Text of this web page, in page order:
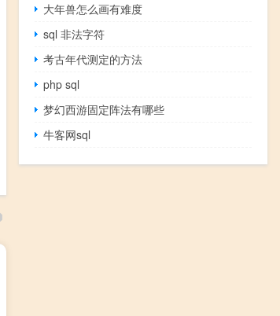
大年兽怎么画有难度
sql 非法字符
考古年代测定的方法
php sql
梦幻西游固定阵法有哪些
牛客网sql